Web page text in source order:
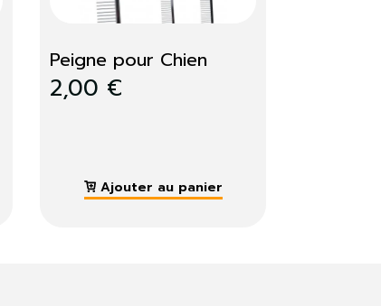
Pince à épiler + coupe
ongle
Ajouter au panier